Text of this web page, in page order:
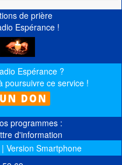
de prière
Espérance !
Espérance ?
poursuivre ce service !
programmes :
d'information
Version Smartphone